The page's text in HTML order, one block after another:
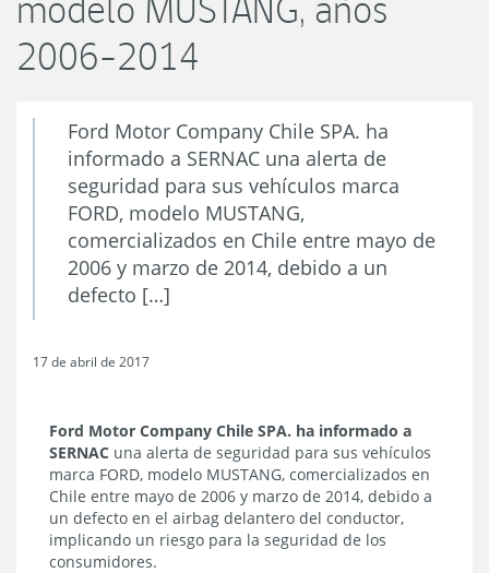
2006-2014
Ford Motor Company Chile SPA. ha
informado a SERNAC una alerta de
seguridad para sus vehículos marca
FORD, modelo MUSTANG,
comercializados en Chile entre mayo de
2006 y marzo de 2014, debido a un
defecto […]
17 de abril de 2017
Ford Motor Company Chile SPA. ha informado a
SERNAC una alerta de seguridad para sus vehículos
marca FORD, modelo MUSTANG, comercializados en
Chile entre mayo de 2006 y marzo de 2014, debido a
un defecto en el airbag delantero del conductor,
implicando un riesgo para la seguridad de los
consumidores.